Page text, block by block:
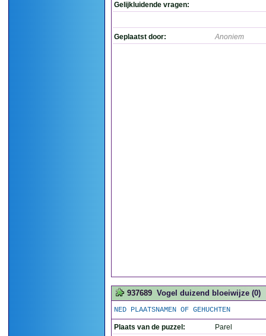
Gelijkluidende vragen:
Geplaatst door: Anoniem
937689 Vogel duizend bloeiwijze (0)
NED PLAATSNAMEN OF GEHUCHTEN
Plaats van de puzzel:
Parel